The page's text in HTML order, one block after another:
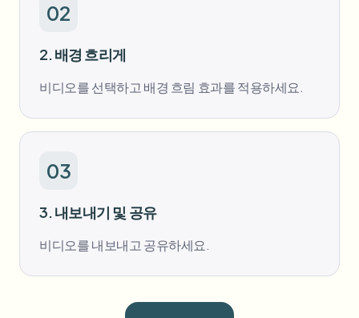
비디오 인텔리전스
대량 배경 제거
02
2. 배경 흐리게
비디오를 선택하고 배경 흐림 효과를 적용하세요.
03
3. 내보내기 및 공유
비디오를 내보내고 공유하세요.